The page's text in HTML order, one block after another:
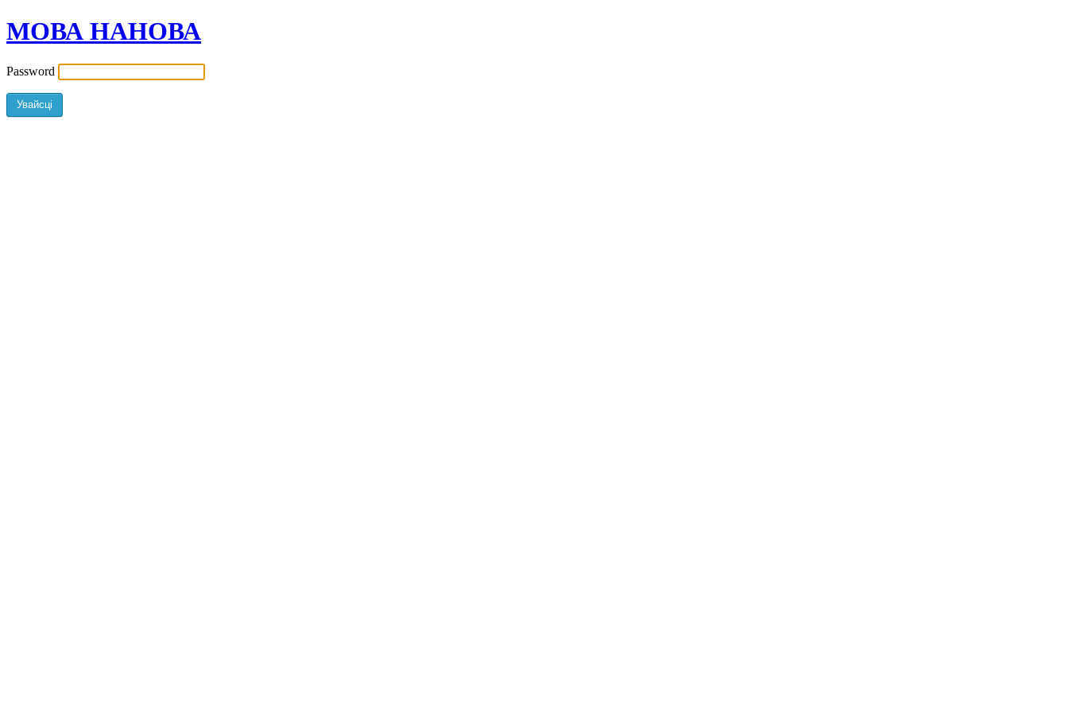
МОВА НАНОВА
Password